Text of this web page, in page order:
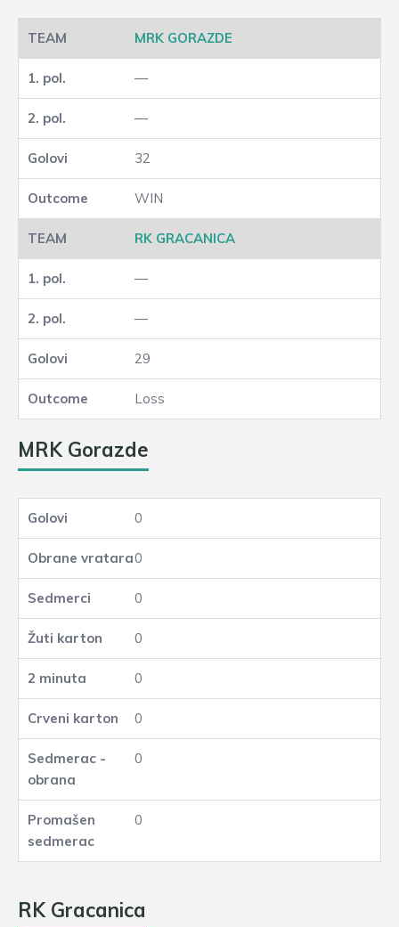
MRK GORAZDE
—
—
32
WIN
RK GRACANICA
—
—
29
Loss
MRK Gorazde
0
0
0
0
0
0
0
0
RK Gracanica